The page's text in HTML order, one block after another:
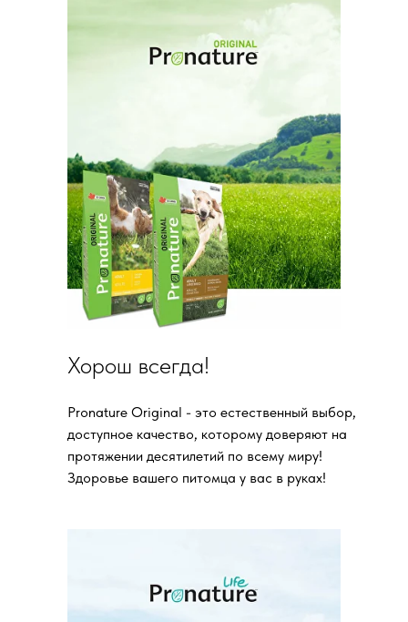
Хорош всегда!
Pronature Original - это естественный выбор,
доступное качество, которому доверяют на
протяжении десятилетий по всему миру!
Здоровье вашего питомца у вас в руках!